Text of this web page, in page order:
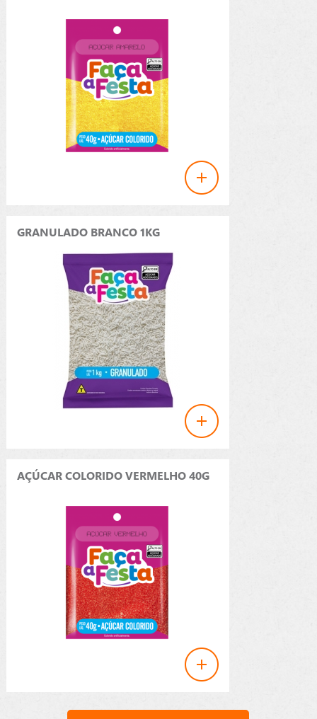
GRANULADO BRANCO 1KG
AÇÚCAR COLORIDO VERMELHO 40G